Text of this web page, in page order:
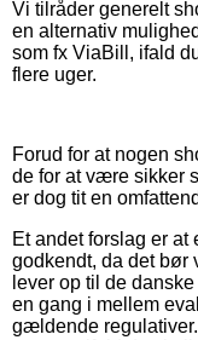
Vi tilråder generelt
en alternativ
som fx ViaBill, ifald
flere uger.
Forud for at nogen
de for at være sikker
er dog tit en
Et andet forslag er
godkendt, da det bør
lever op til de
en gang i mellem
gældende